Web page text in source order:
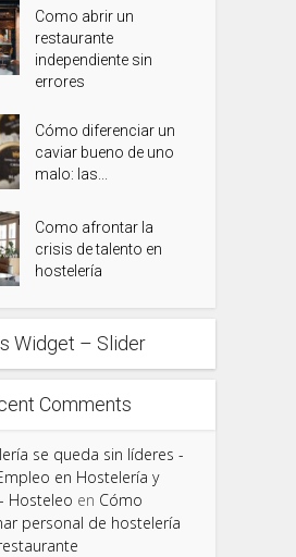
Como abrir un
restaurante
independiente sin
errores
Cómo diferenciar un
caviar bueno de uno
malo: las...
Como afrontar la
crisis de talento en
hostelería
Widget – Slider
Comments
se queda sin líderes -
en Hostelería y
Hosteleo en Cómo
personal de hostelería